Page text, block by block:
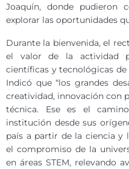
Joaquín, donde pudieron
explorar las oportunidades
Durante la bienvenida, el
el valor de la actividad
científicas y tecnológicas
Indicó que “los grandes
creatividad, innovación con
técnica. Ese es el
institución desde sus
país a partir de la ciencia y
el compromiso de la
en áreas STEM, relevando